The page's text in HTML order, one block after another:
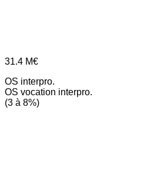
31.4 M€
OS interpro.
OS vocation interpro.
(3 à 8%)